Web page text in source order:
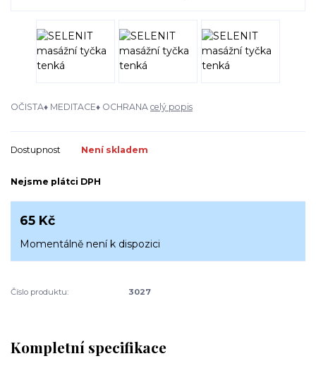
OČISTA♦ MEDITACE♦ OCHRANA celý popis
Dostupnost Není skladem
Nejsme plátci DPH
65 Kč
Momentálně není k dispozici
Číslo produktu: 3027
Kompletní specifikace